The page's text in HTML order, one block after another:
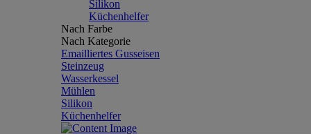
Silikon
Küchenhelfer
Nach Farbe
Nach Kategorie
Emailliertes Gusseisen
Steinzeug
Wasserkessel
Mühlen
Silikon
Küchenhelfer